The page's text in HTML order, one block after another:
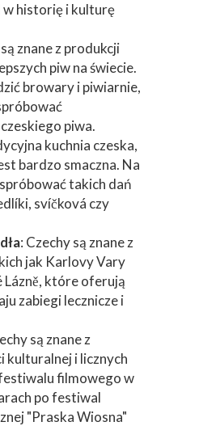
historię i kulturę
znane z produkcji
piw na świecie.
browary i piwiarnie,
piwa.
kuchnia czeska,
bardzo smaczna. Na
takich dań
svíčková czy
: Czechy są znane z
jak Karlovy Vary
Lázně, które oferują
zabiegi lecznicze i
są znane z
kulturalnej i licznych
filmowego w
po festiwal
"Praska Wiosna"